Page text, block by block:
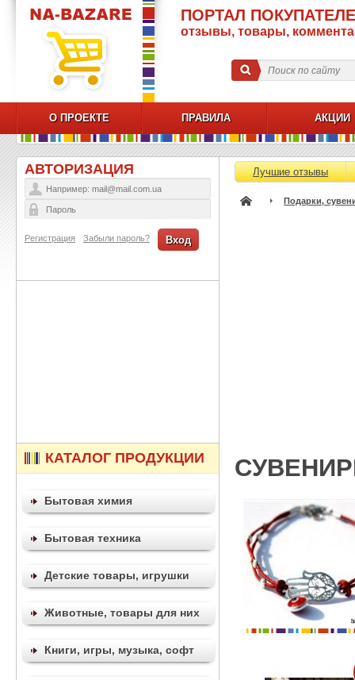
ПОРТАЛ
отзывы, товары,
О ПРОЕКТЕ ПРАВИЛА АКЦИИ
АВТОРИЗАЦИЯ
Вход
Забыли пароль?
Регистрация
КАТАЛОГ ПРОДУКЦИИ
Бытовая химия
Бытовая техника
Детские товары, игрушки
Животные, товары для них
Книги, игры, музыка, софт
Лучшие отзывы
Подарки,